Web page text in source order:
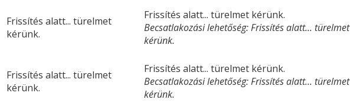
Frissítés alatt... türelmet
kérünk.
Frissítés alatt... türelmet kérünk.
Becsatlakozási lehetőség: Frissítés alatt... türelmet
kérünk.
Frissítés alatt... türelmet
kérünk.
Frissítés alatt... türelmet kérünk.
Becsatlakozási lehetőség: Frissítés alatt... türelmet
kérünk.